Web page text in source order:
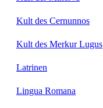
Kult des Cernunnos
Kult des Merkur Lugus
Latrinen
Lingua Romana